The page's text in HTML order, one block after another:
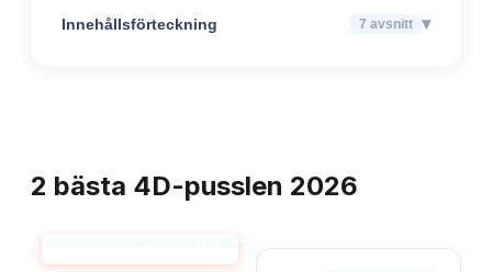
Innehållsförteckning 7 avsnitt ▾
2 bästa 4D-pusslen 2026